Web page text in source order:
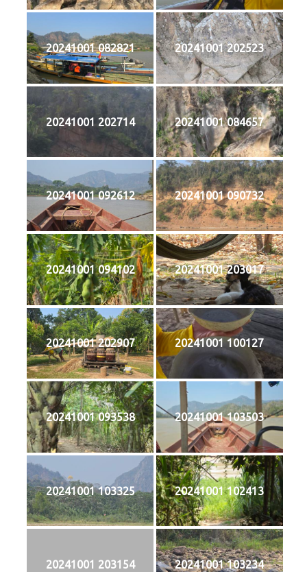
20241001 082821 20241001 202523
20241001 202714 20241001 084657
20241001 092612 20241001 090732
20241001 094102 20241001 203017
20241001 202907 20241001 100127
20241001 093538 20241001 103503
20241001 103325 20241001 102413
20241001 203154 20241001 103234